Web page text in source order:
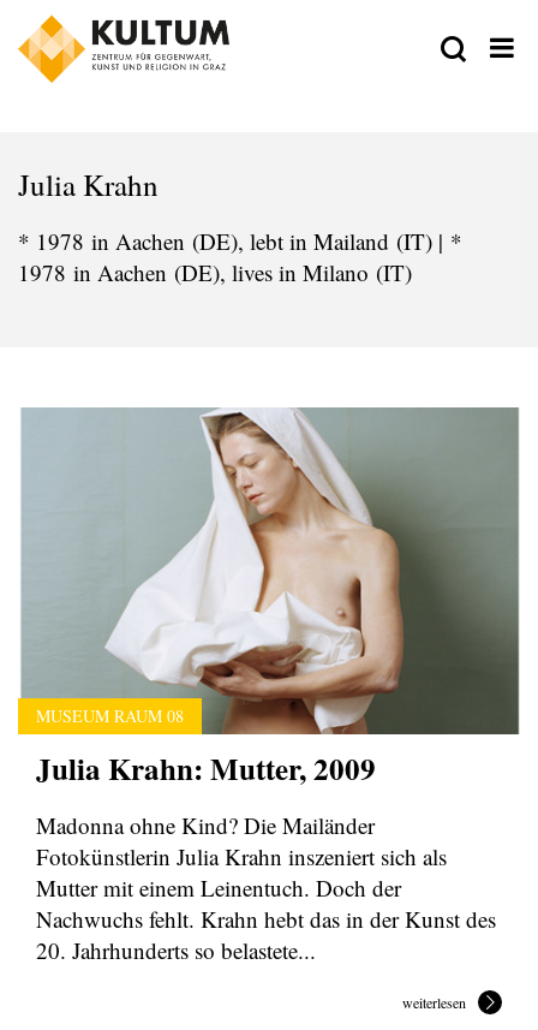
Julia Krahn
* 1978 in Aachen (DE), lebt in Mailand (IT) | *
1978 in Aachen (DE), lives in Milano (IT)
MUSEUM RAUM 08
Julia Krahn: Mutter, 2009
Madonna ohne Kind? Die Mailänder
Fotokünstlerin Julia Krahn inszeniert sich als
Mutter mit einem Leinentuch. Doch der
Nachwuchs fehlt. Krahn hebt das in der Kunst des
20. Jahrhunderts so belastete...
weiterlesen